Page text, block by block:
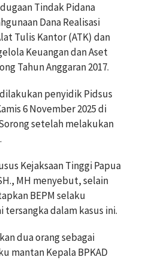
Tindak Pidana
Dana Realisasi
Tulis Kantor (ATK) dan
Keuangan dan Aset
Tahun Anggaran 2017.
penyidik Pidsus
6 November 2025 di
setelah melakukan
Kejaksaan Tinggi Papua
MH menyebut, selain
BEPM selaku
tersangka dalam kasus ini.
dua orang sebagai
mantan Kepala BPKAD